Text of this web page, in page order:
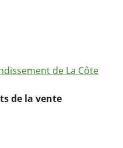
de La Côte
de la vente